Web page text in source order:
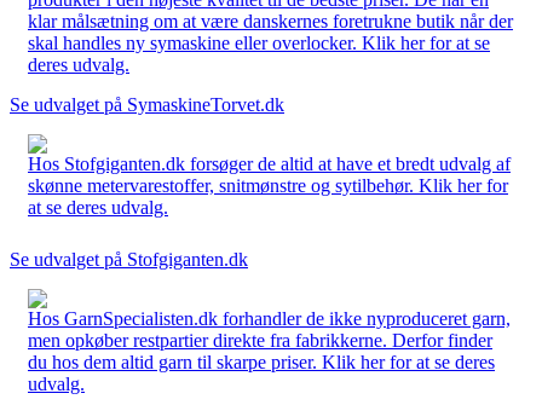
klar målsætning om at være danskernes foretrukne butik når der
skal handles ny symaskine eller overlocker. Klik her for at se
deres udvalg.
Se udvalget på SymaskineTorvet.dk
Hos Stofgiganten.dk forsøger de altid at have et bredt udvalg af
skønne metervarestoffer, snitmønstre og sytilbehør. Klik her for
at se deres udvalg.
Se udvalget på Stofgiganten.dk
Hos GarnSpecialisten.dk forhandler de ikke nyproduceret garn,
men opkøber restpartier direkte fra fabrikkerne. Derfor finder
du hos dem altid garn til skarpe priser. Klik her for at se deres
udvalg.